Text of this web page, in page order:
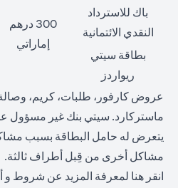
باك للاسترداد
النقدي الائتمانية
300 درهم
إماراتي
بطاقة سيتي
ريواردز
عروض كارفور، طلبات، كريم،
ماستركارد. سيتي بنك غير مسؤول
يتعرض له حامل البطاقة بسبب
مشاكل أخرى من قِبل أطراف ثالثة.
انقر هنا لمعرفة المزيد عن شروط و